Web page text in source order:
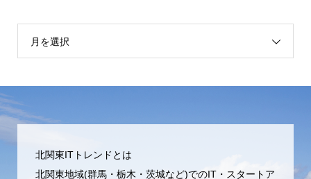
月を選択
北関東ITトレンドとは
北関東地域(群馬・栃木・茨城など)でのIT・スタートア